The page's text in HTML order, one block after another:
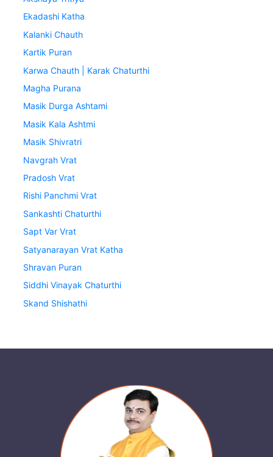
Ekadashi Katha
Kalanki Chauth
Kartik Puran
Karwa Chauth | Karak Chaturthi
Magha Purana
Masik Durga Ashtami
Masik Kala Ashtmi
Masik Shivratri
Navgrah Vrat
Pradosh Vrat
Rishi Panchmi Vrat
Sankashti Chaturthi
Sapt Var Vrat
Satyanarayan Vrat Katha
Shravan Puran
Siddhi Vinayak Chaturthi
Skand Shishathi